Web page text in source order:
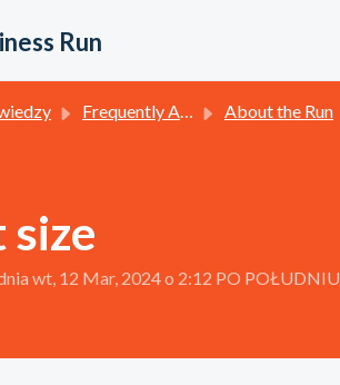
Run
Frequently Asked Questions (EN) About the Run
wt, 12 Mar, 2024 o 2:12 PO POŁUDNIU